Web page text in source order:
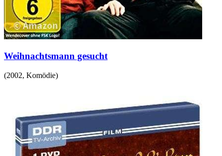
Weihnachtsmann gesucht
(2002, Komödie)